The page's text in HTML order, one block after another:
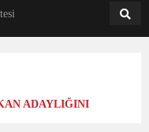
18:31
ADAYLIĞINI